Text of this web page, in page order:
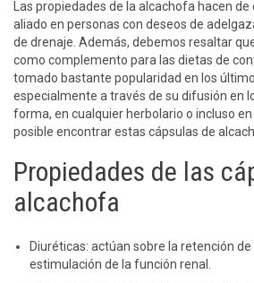
Las propiedades de la alcachofa hacen
aliado en personas con deseos de
de drenaje. Además, debemos resaltar
como complemento para las dietas de
tomado bastante popularidad en los
especialmente a través de su difusión en
forma, en cualquier herbolario o incluso
posible encontrar estas cápsulas de
Propiedades de las
alcachofa
Diuréticas: actúan sobre la retención
estimulación de la función renal.